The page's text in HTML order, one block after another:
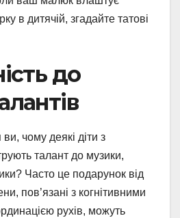
в дитячій, згадайте татові
до
чому деякі діти з
талант до музики,
Часто це подарунок від
пов’язані з когнітивними
рухів, можуть